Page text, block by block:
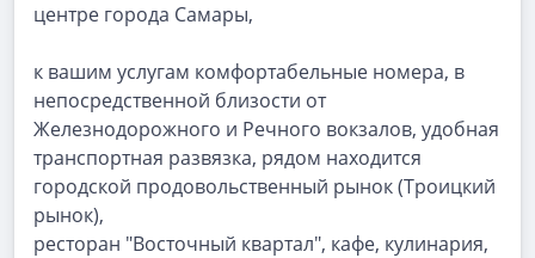
центре города Самары,
к вашим услугам комфортабельные номера, в
непосредственной близости от
Железнодорожного и Речного вокзалов, удобная
транспортная развязка, рядом находится
городской продовольственный рынок (Троицкий
рынок),
ресторан "Восточный квартал", кафе, кулинария,